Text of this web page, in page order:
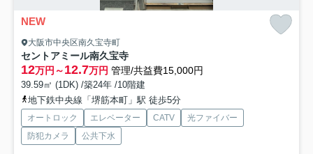
NEW
大阪市中央区南久宝寺町
セントアミール南久宝寺
12万円～12.7万円 管理/共益費15,000円
39.59㎡ (1DK) /築24年 /10階建
地下鉄中央線「堺筋本町」駅 徒歩5分
オートロック エレベーター CATV
光ファイバー
防犯カメラ
公共下水